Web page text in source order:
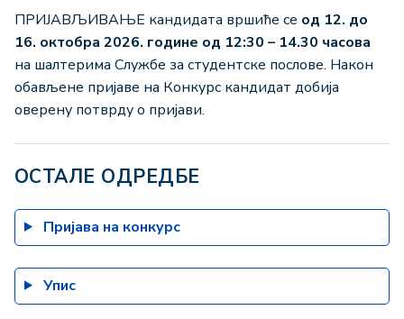
ПРИЈАВЉИВАЊЕ кандидата вршиће се од 12. до
16. октобра 2026. године од 12:30 – 14.30 часова
на шалтерима Службе за студентске послове. Након
обављене пријаве на Конкурс кандидат добија
оверену потврду о пријави.
ОСТАЛЕ ОДРЕДБЕ
Пријава на конкурс
Упис